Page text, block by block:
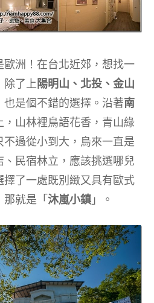
洲！在台北近郊，想找一
除了上 陽明山、北投、金山
也是個不錯的選擇。沿著南
，山林裡鳥語花香，青山綠
過從小到大，烏來一直是
民宿林立，應該挑選哪兒
了一處既別緻又具有歐式
那就是「沐嵐小鎮 」。